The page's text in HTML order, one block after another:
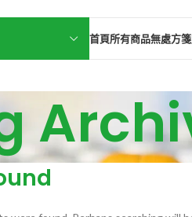
首頁所有商品無處方